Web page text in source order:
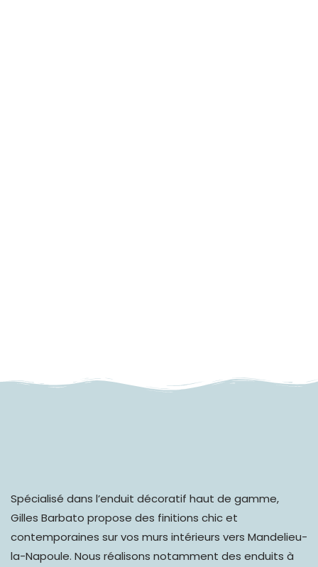
Spécialisé dans l’enduit décoratif haut de gamme,
Gilles Barbato propose des finitions chic et
contemporaines sur vos murs intérieurs vers Mandelieu-
la-Napoule. Nous réalisons notamment des enduits à